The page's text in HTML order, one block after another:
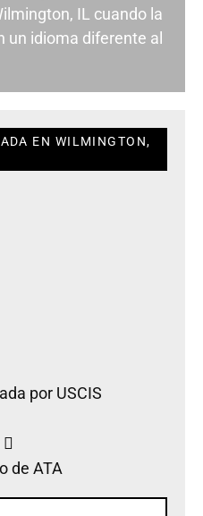
IL cuando la
un idioma diferente al
EN WILMINGTON,
por USCIS
de ATA